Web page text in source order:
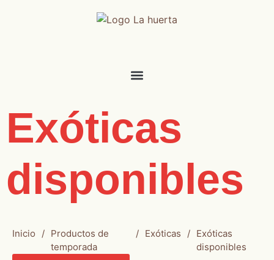
Exóticas
disponibles
Inicio / Productos de
temporada
/ Exóticas / Exóticas
disponibles